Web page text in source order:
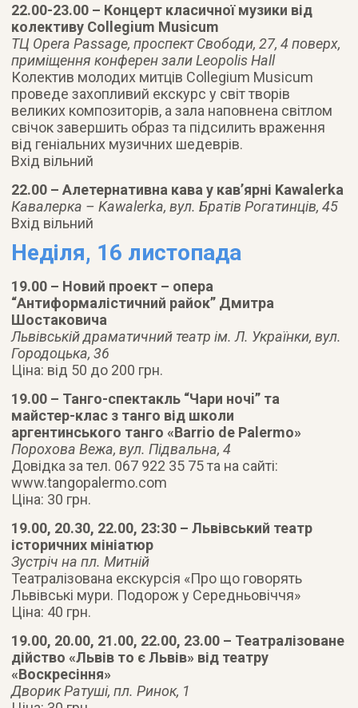
22.00-23.00 – Концерт класичної музики від
колективу Collegium Musicum
ТЦ Opera Passage, проспект Свободи, 27, 4 поверх,
приміщення конферен зали Leopolis Hall
Колектив молодих митців Collegium Musicum
проведе захопливий екскурс у світ творів
великих композиторів, а зала наповнена світлом
свічок завершить образ та підсилить враження
від геніальних музичних шедеврів.
Вхід вільний
22.00 – Алетернативна кава у кав’ярні Kawalerka
Кавалерка – Kawalerka, вул. Братів Рогатинців, 45
Вхід вільний
Неділя, 16 листопада
19.00 – Новий проект – опера
“Антиформалістичний райок” Дмитра
Шостаковича
Львівській драматичний театр ім. Л. Українки, вул.
Городоцька, 36
Ціна: від 50 до 200 грн.
19.00 – Танго-спектакль “Чари ночi” та
майстер-клас з танго від школи
аргентинського танго «Barrio de Palermo»
Порохова Вежа, вул. Підвальна, 4
Довідка за тел. 067 922 35 75 та на сайті:
www.tangopalermo.com
Ціна: 30 грн.
19.00, 20.30, 22.00, 23:30 – Львівський театр
історичних мініатюр
Зустріч на пл. Митній
Театралізована екскурсія «Про що говорять
Львівські мури. Подорож у Середньовіччя»
Ціна: 40 грн.
19.00, 20.00, 21.00, 22.00, 23.00 – Театралізоване
дійство «Львів то є Львів» від театру
«Воскресіння»
Дворик Ратуші, пл. Ринок, 1